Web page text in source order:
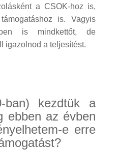
a CSOK-hoz is,
is. Vagyis
is mindkettőt, de
igazolnod a teljesítést.
ban) kezdtük a
ebben az évben
e erre